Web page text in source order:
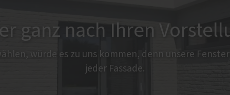
ganz nach Ihren
würde es zu uns kommen, denn unsere
jeder Fassade.